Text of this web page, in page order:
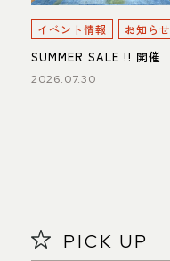
イベント情報 お知らせ
SUMMER SALE !! 開催
2026.07.30
PICK UP